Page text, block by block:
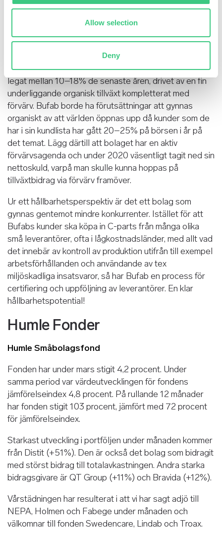
Allow selection
Deny
av alla typer av varor (tex motorsågar, diskmaskiner och
bilar). Insatsvaror som inte har något värde för
produkten, men som är livsviktiga att de finns på rätt
Bolaget har en fin finansiell historik med en tillväxt som
legat mellan 10–18% de senaste åren, drivet av en fin
underliggande organisk tillväxt kompletterat med
förvärv. Bufab borde ha förutsättningar att gynnas
organiskt av att världen öppnas upp då kunder som de
har i sin kundlista har gått 20–25% på börsen i år på
det temat. Lägg därtill att bolaget har en aktiv
förvärvsagenda och under 2020 väsentligt tagit ned sin
nettoskuld, varpå man skulle kunna hoppas på
tillväxtbidrag via förvärv framöver.
Ur ett hållbarhetsperspektiv är det ett bolag som
gynnas gentemot mindre konkurrenter. Istället för att
Bufabs kunder ska köpa in C-parts från många olika
små leverantörer, ofta i lågkostnadsländer, med allt vad
det innebär av kontroll av produktion utifrån till exempel
arbetsförhållanden och användande av tex
miljöskadliga insatsvaror, så har Bufab en process för
certifiering och uppföljning av leverantörer. En klar
hållbarhetspotential!
Humle Fonder
Humle Småbolagsfond
Fonden har under mars stigit 4,2 procent. Under
samma period var värdeutvecklingen för fondens
jämförelseindex 4,8 procent. På rullande 12 månader
har fonden stigit 103 procent, jämfört med 72 procent
för jämförelseindex.
Starkast utveckling i portföljen under månaden kommer
från Distit (+51%). Den är också det bolag som bidragit
med störst bidrag till totalavkastningen. Andra starka
bidragsgivare är QT Group (+11%) och Bravida (+12%).
Vårstädningen har resulterat i att vi har sagt adjö till
NEPA, Holmen och Fabege under månaden och
välkomnar till fonden Swedencare, Lindab och Troax.